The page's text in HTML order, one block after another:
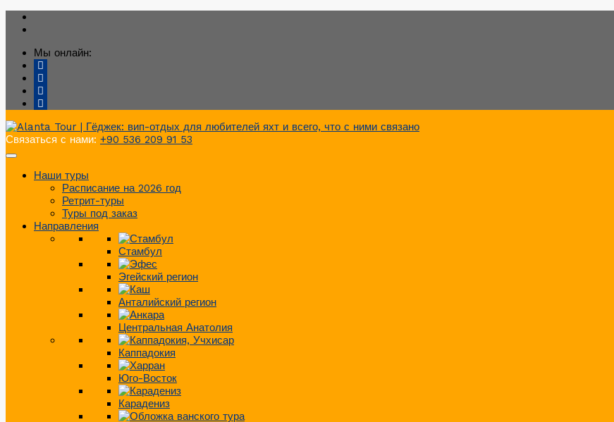
Мы онлайн:
Связаться с нами: +90 536 209 91 53
Наши туры
Расписание на 2026 год
Ретрит-туры
Туры под заказ
Направления
Стамбул
Эгейский регион
Анталийский регион
Центральная Анатолия
Каппадокия
Юго-Восток
Карадениз